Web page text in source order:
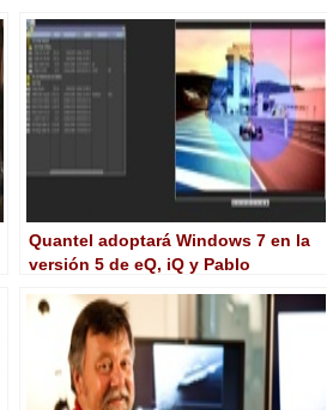
Quantel adoptará Windows 7 en la
versión 5 de eQ, iQ y Pablo